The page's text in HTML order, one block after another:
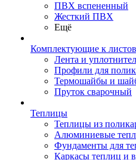
ПВХ вспененный
Жесткий ПВХ
Ещё
Комплектующие к
Лента и
Профили для
Термошайбы и
Пруток сварочный
Теплицы
Теплицы из
Алюминиевые
Фундаменты для
Каркасы теплиц и